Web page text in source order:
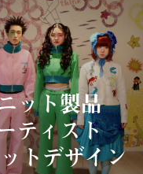
ット製品
ティスト
トデザイン